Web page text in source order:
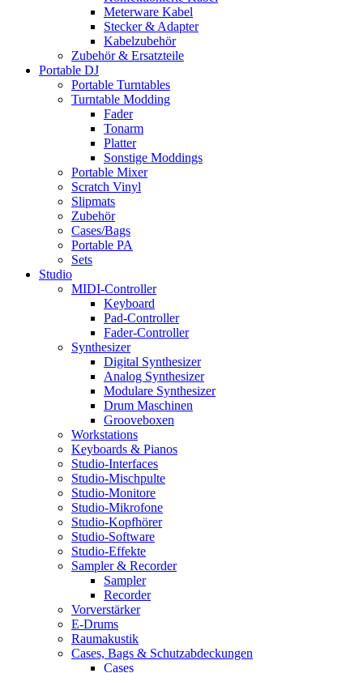
Meterware Kabel
Stecker & Adapter
Kabelzubehör
Zubehör & Ersatzteile
Portable DJ
Portable Turntables
Turntable Modding
Fader
Tonarm
Platter
Sonstige Moddings
Portable Mixer
Scratch Vinyl
Slipmats
Zubehör
Cases/Bags
Portable PA
Sets
Studio
MIDI-Controller
Keyboard
Pad-Controller
Fader-Controller
Synthesizer
Digital Synthesizer
Analog Synthesizer
Modulare Synthesizer
Drum Maschinen
Grooveboxen
Workstations
Keyboards & Pianos
Studio-Interfaces
Studio-Mischpulte
Studio-Monitore
Studio-Mikrofone
Studio-Kopfhörer
Studio-Software
Studio-Effekte
Sampler & Recorder
Sampler
Recorder
Vorverstärker
E-Drums
Raumakustik
Cases, Bags & Schutzabdeckungen
Cases